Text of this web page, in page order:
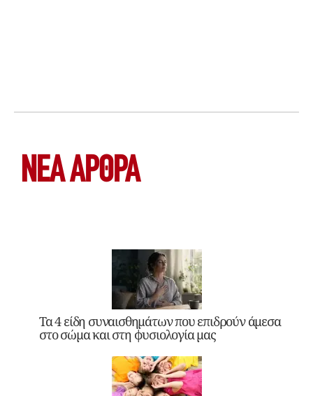
ΝΕΑ ΆΡΘΡΑ
Τα 4 είδη συναισθημάτων που επιδρούν άμεσα
στο σώμα και στη φυσιολογία μας